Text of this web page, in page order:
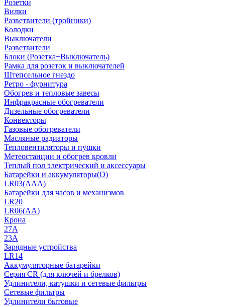
Розетки
Вилки
Разветвители (тройники)
Колодки
Выключатели
Разветвители
Блоки (Розетка+Выключатель)
Рамка для розеток и выключателей
Штепсельное гнездо
Ретро - фурнитура
Обогрев и тепловые завесы
Инфракрасные обогреватели
Дизельные обогреватели
Конвекторы
Газовые обогреватели
Масляные радиаторы
Тепловентиляторы и пушки
Метеостанции и обогрев кровли
Теплый пол электрический и аксессуары
Батарейки и аккумуляторы(О)
LR03(AAA)
Батарейки для часов и механизмов
LR20
LR06(AA)
Крона
27A
23A
Зарядные устройства
LR14
Аккумуляторные батарейки
Серия CR (для ключей и брелков)
Удлинители, катушки и сетевые фильтры
Сетевые фильтры
Удлинители бытовые